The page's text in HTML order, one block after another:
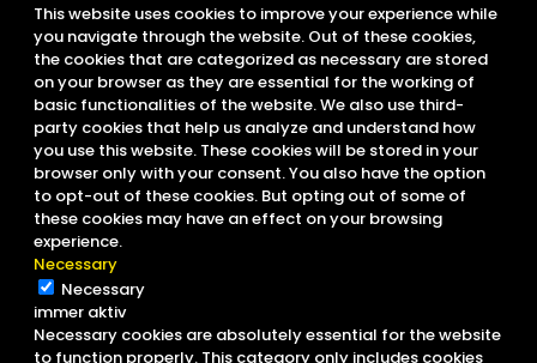
This website uses cookies to improve your experience while
you navigate through the website. Out of these cookies,
the cookies that are categorized as necessary are stored
on your browser as they are essential for the working of
basic functionalities of the website. We also use third-
party cookies that help us analyze and understand how
you use this website. These cookies will be stored in your
browser only with your consent. You also have the option
to opt-out of these cookies. But opting out of some of
these cookies may have an effect on your browsing
experience.
Necessary
Necessary
immer aktiv
Necessary cookies are absolutely essential for the website
to function properly. This category only includes cookies